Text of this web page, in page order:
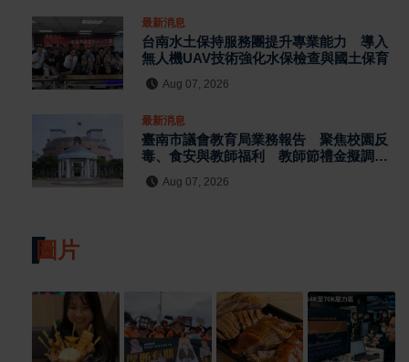
最新消息
台南水土保持服務團提升專業能力 導入
無人機UAV技術強化水保檢查與國土保育
Aug 07, 2026
最新消息
臺南市議會教育局業務報告 聚焦校園反
毒、食安與教師福利 教師節禮金擬調升
至千元
Aug 07, 2026
圖片